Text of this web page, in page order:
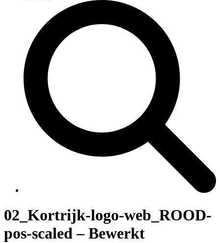
02_Kortrijk-logo-web_ROOD-
pos-scaled – Bewerkt